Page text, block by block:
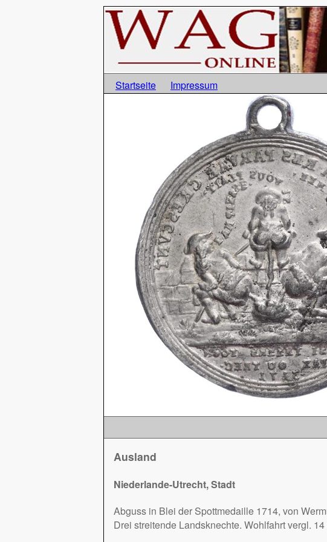
Startseite Impressum
Ausland
Niederlande-Utrecht, Stadt
Abguss in Blei der Spottmedaille 1714, von
Drei streitende Landsknechte. Wohlfahrt vergl.